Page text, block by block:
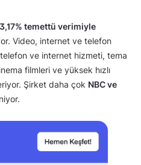
3,17% temettü verimiyle
Video, internet ve telefon
ve internet hizmeti, tema
filmleri ve yüksek hızlı
Şirket daha çok NBC ve